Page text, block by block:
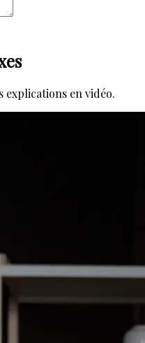
explications en vidéo.